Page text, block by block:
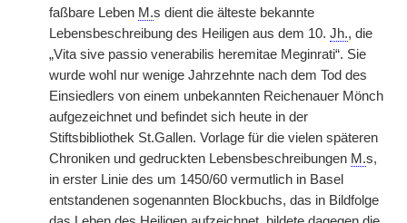
faßbare Leben M.s dient die älteste bekannte
Lebensbeschreibung des Heiligen aus dem 10. Jh., die
„Vita sive passio venerabilis heremitae Meginrati“. Sie
wurde wohl nur wenige Jahrzehnte nach dem Tod des
Einsiedlers von einem unbekannten Reichenauer Mönch
aufgezeichnet und befindet sich heute in der
Stiftsbibliothek St.Gallen. Vorlage für die vielen späteren
Chroniken und gedruckten Lebensbeschreibungen M.s,
in erster Linie des um 1450/60 vermutlich in Basel
entstandenen sogenannten Blockbuchs, das in Bildfolge